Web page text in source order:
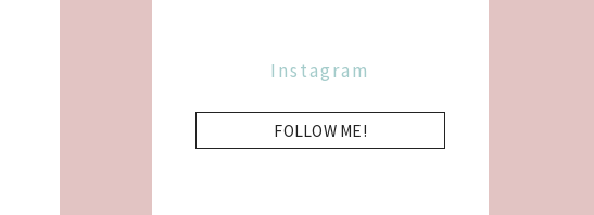
Instagram
FOLLOW ME!